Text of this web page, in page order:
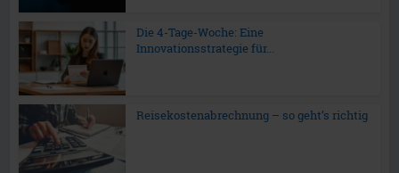
Die 4-Tage-Woche: Eine
Innovationsstrategie für...
Reisekostenabrechnung – so geht’s richtig